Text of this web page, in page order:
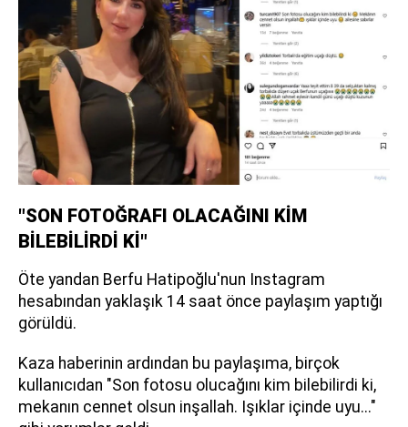
"SON FOTOĞRAFI OLACAĞINI KİM
BİLEBİLİRDİ Kİ"
Öte yandan Berfu Hatipoğlu'nun Instagram
hesabından yaklaşık 14 saat önce paylaşım yaptığı
görüldü.
Kaza haberinin ardından bu paylaşıma, birçok
kullanıcıdan "Son fotosu olucağını kim bilebilirdi ki,
mekanın cennet olsun inşallah. Işıklar içinde uyu..."